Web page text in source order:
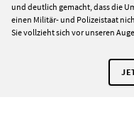
und deutlich gemacht, dass die
einen Militär- und Polizeistaat
Sie vollzieht sich vor unseren